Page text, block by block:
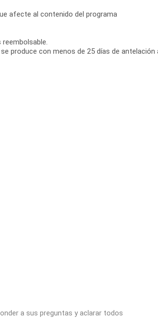
afecte al contenido del programa
produce con menos de 25 días de antelación
a sus preguntas y aclarar todos